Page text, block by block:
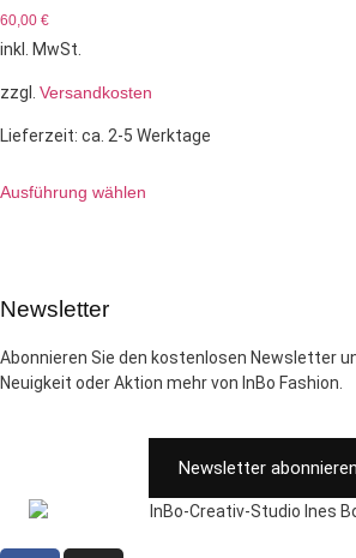
60,00 €
inkl. MwSt.
zzgl. Versandkosten
Lieferzeit: ca. 2-5 Werktage
Ausführung wählen
Newsletter
Abonnieren Sie den kostenlosen Newsletter
Neuigkeit oder Aktion mehr von InBo Fashion.
Newsletter abonnieren